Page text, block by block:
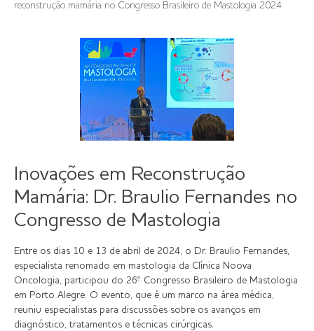
reconstrução mamária no Congresso Brasileiro de Mastologia 2024.
Inovações em Reconstrução
Mamária: Dr. Braulio Fernandes no
Congresso de Mastologia
Entre os dias 10 e 13 de abril de 2024, o Dr. Braulio Fernandes,
especialista renomado em mastologia da Clínica Noova
Oncologia, participou do 26º Congresso Brasileiro de Mastologia
em Porto Alegre. O evento, que é um marco na área médica,
reuniu especialistas para discussões sobre os avanços em
diagnóstico, tratamentos e técnicas cirúrgicas.